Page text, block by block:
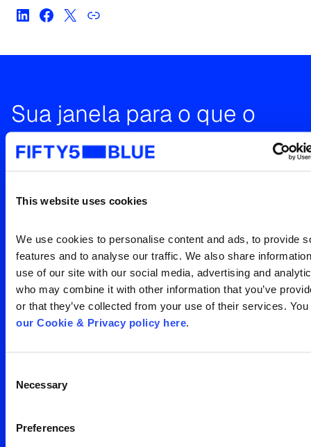
This website uses cookies
We use cookies to personalise content and ads, to provide
features and to analyse our traffic. We also share
use of our site with our social media, advertising and
who may combine it with other information that you’ve
or that they’ve collected from your use of their services.
our Cookie & Privacy policy here.
Selection
Necessary
Preferences
Sua janela para o que o
mundo está vendo
Entre em contato para uma
visão clara da sua
Entre em contato
Escritório São Paulo
Av. Francisco Matarazzo,
Search